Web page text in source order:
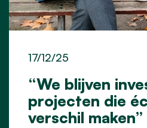
“We blijven
projecten die
verschil maken”
17/12/25